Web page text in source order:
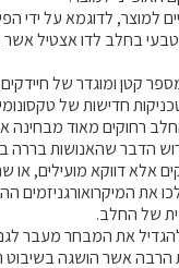
למוצר, לדוגמא על ידי
בחלב לדו אצטיל אשר
קטן ומוגדר של
חדישות של
רחוקים מאוד מבחינה
הדבר שהאנושות בררה
אלא דווקא מועילים,
את המיקרואורגניזמים
של החלב.
את המבחר מעבר
אשר הושגה בשיבוט